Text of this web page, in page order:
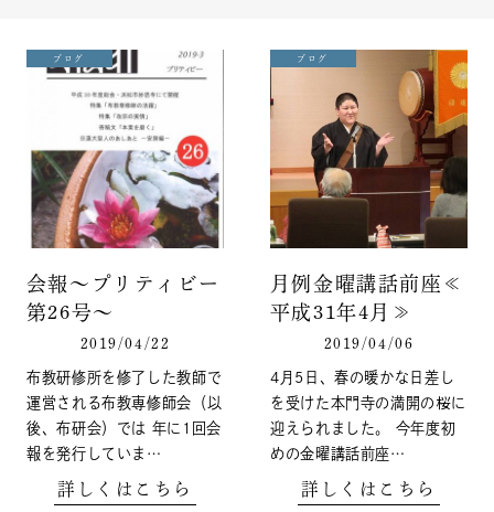
ブログ
会報～プリティビー
第26号～
2019/04/22
布教研修所を修了した教師で
運営される布教専修師会（以
後、布研会）では 年に1回会
報を発行していま…
詳しくはこちら
ブログ
月例金曜講話前座≪
平成31年4月≫
2019/04/06
4月5日、春の暖かな日差し
を受けた本門寺の満開の桜に
迎えられました。 今年度初
めの金曜講話前座…
詳しくはこちら